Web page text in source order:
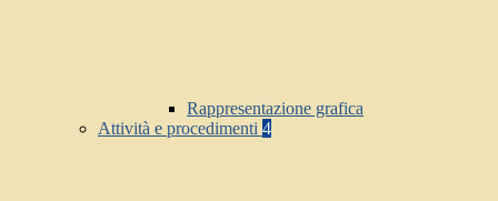
Rappresentazione grafica
Attività e procedimenti 4